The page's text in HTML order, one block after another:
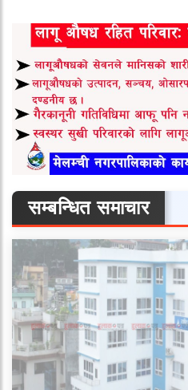
सम्बन्धित समाचार